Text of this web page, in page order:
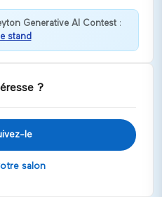
Generative AI Contest :
stand
?
le
salon